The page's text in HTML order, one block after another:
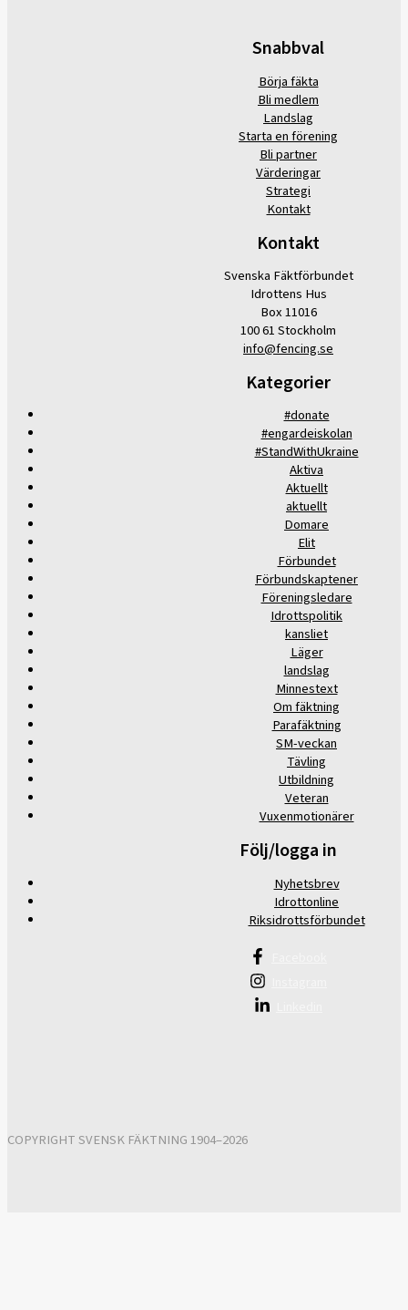
Snabbval
Börja fäkta
Bli medlem
Landslag
Starta en förening
Bli partner
Värderingar
Strategi
Kontakt
Kontakt
Svenska Fäktförbundet
Idrottens Hus
Box 11016
100 61 Stockholm
info@fencing.se
Kategorier
#donate
#engardeiskolan
#StandWithUkraine
Aktiva
Aktuellt
aktuellt
Domare
Elit
Förbundet
Förbundskaptener
Föreningsledare
Idrottspolitik
kansliet
Läger
landslag
Minnestext
Om fäktning
Parafäktning
SM-veckan
Tävling
Utbildning
Veteran
Vuxenmotionärer
Följ/logga in
Nyhetsbrev
Idrottonline
Riksidrottsförbundet
COPYRIGHT SVENSK FÄKTNING 1904–2026